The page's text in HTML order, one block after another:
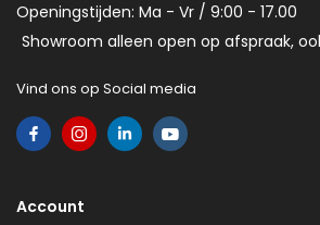
Openingstijden: Ma - Vr / 9:00 - 17.00
Showroom alleen open op afspraak,
Vind ons op Social media
Account